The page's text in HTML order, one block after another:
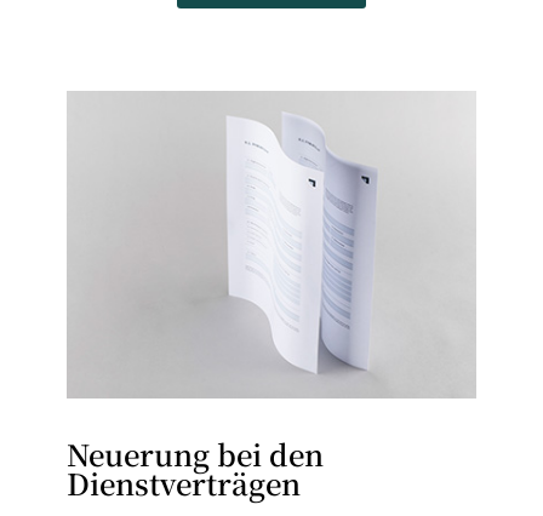
Neuerung bei den
Dienstverträgen